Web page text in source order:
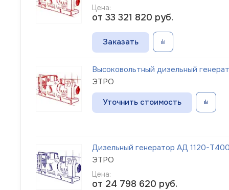
Цена:
от 33 321 820 руб.
Заказать
Высоковольтный дизельный
ЭТРО
Уточнить стоимость
Дизельный генератор АД 1120-
ЭТРО
Цена:
от 24 798 620 руб.